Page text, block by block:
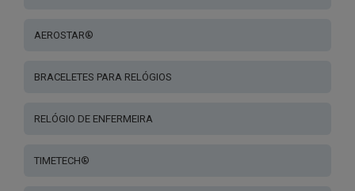
AEROSTAR®
BRACELETES PARA RELÓGIOS
RELÓGIO DE ENFERMEIRA
TIMETECH®